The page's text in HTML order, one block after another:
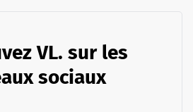
VL. sur les
sociaux